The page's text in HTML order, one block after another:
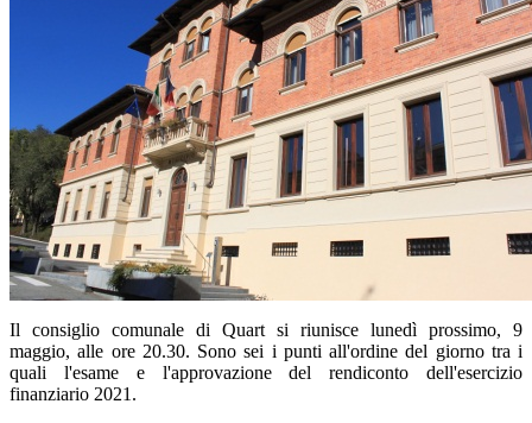
Il consiglio comunale di Quart si riunisce lunedì prossimo, 9
maggio, alle ore 20.30. Sono sei i punti all'ordine del giorno tra i
quali l'esame e l'approvazione del rendiconto dell'esercizio
finanziario 2021.